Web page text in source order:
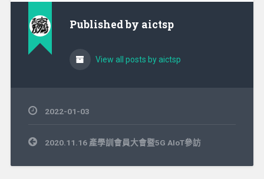
Published by aictsp
View all posts by aictsp
2022-01-03
文
章
覽
2020.11.16 產學訓會員大會暨5G AIoT參訪